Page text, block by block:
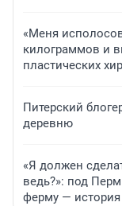
«Меня
килограммов и
пластических
Питерский
деревню
«Я должен
ведь?»: под
ферму — история